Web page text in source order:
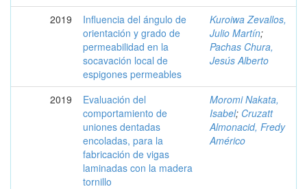
2019
Influencia del ángulo de
orientación y grado de
permeabilidad en la
socavación local de
espigones permeables
Kuroiwa Zevallos,
Julio Martín;
Pachas Chura,
Jesús Alberto
2019
Evaluación del
comportamiento de
uniones dentadas
encoladas, para la
fabricación de vigas
laminadas con la madera
tornillo
Moromi Nakata,
Isabel; Cruzatt
Almonacid, Fredy
Américo